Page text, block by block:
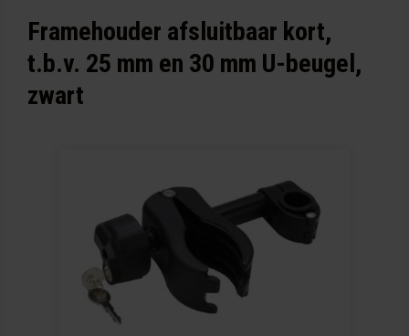
Framehouder afsluitbaar kort,
t.b.v. 25 mm en 30 mm U-beugel,
zwart